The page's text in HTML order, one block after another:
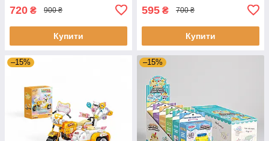
720 ₴ 900 ₴
Купити
595 ₴ 700 ₴
Купити
–15% –15%